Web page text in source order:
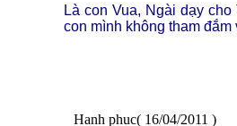
Là con Vua, Ngài dạy
con mình không tham
Hanh phuc( 16/04/2011 )